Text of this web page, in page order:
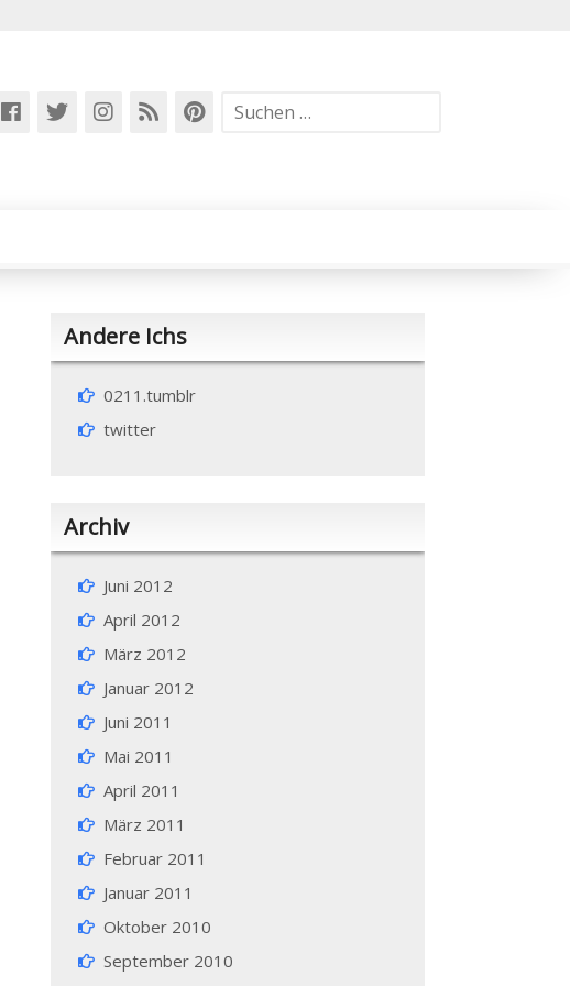
Suchen
Andere Ichs
0211.tumblr
twitter
Archiv
Juni 2012
April 2012
März 2012
Januar 2012
Juni 2011
Mai 2011
April 2011
März 2011
Februar 2011
Januar 2011
Oktober 2010
September 2010